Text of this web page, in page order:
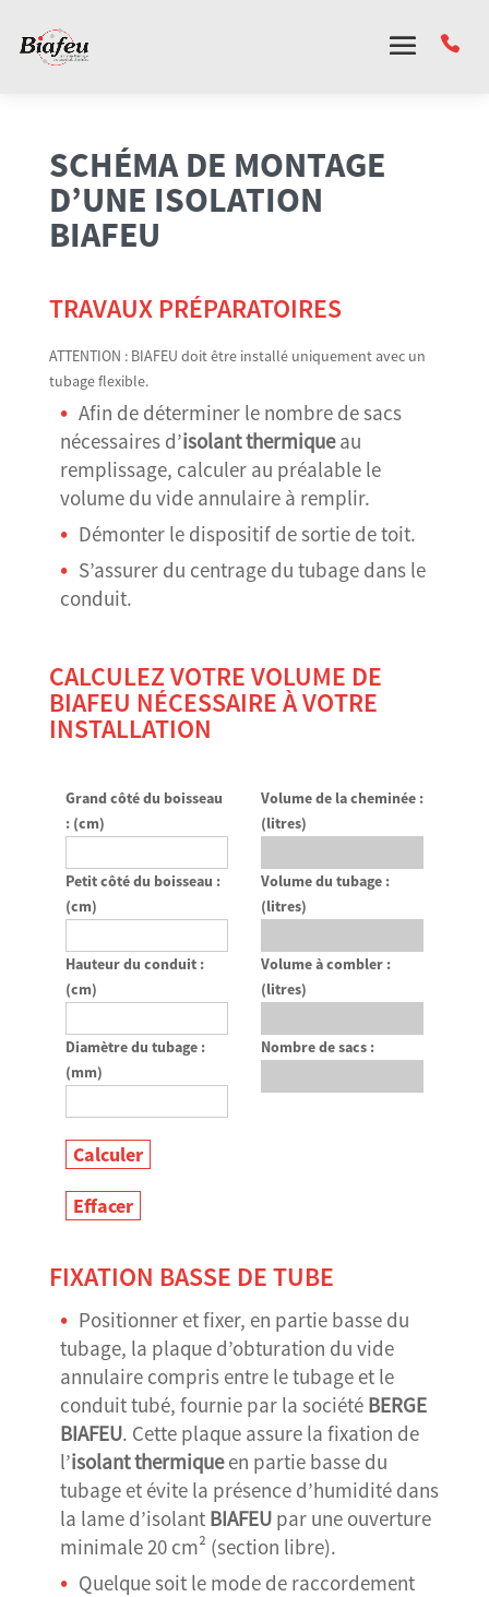
SCHÉMA DE MONTAGE
D’UNE ISOLATION
BIAFEU
TRAVAUX PRÉPARATOIRES
ATTENTION : BIAFEU doit être installé uniquement avec un
tubage flexible.
Afin de déterminer le nombre de sacs
nécessaires d’isolant thermiqueau
remplissage, calculer au préalable le
volume du vide annulaire à remplir.
Démonter le dispositif de sortie de toit.
S’assurer du centrage du tubage dans le
conduit.
CALCULEZ VOTRE VOLUME DE
BIAFEU NÉCESSAIRE À VOTRE
INSTALLATION
Grand côté du boisseau
: (cm)
Petit côté du boisseau :
(cm)
Hauteur du conduit :
(cm)
Diamètre du tubage :
(mm)
Volume de la cheminée :
(litres)
Volume du tubage :
(litres)
Volume à combler :
(litres)
Nombre de sacs :
FIXATION BASSE DE TUBE
Positionner et fixer, en partie basse du
tubage, la plaque d’obturation du vide
annulaire compris entre le tubage et le
conduit tubé, fournie par la société BERGE
BIAFEU. Cette plaque assure la fixation de
l’isolant thermiqueen partie basse du
tubage et évite la présence d’humidité dans
la lame d’isolant BIAFEUpar une ouverture
minimale 20 cm² (section libre).
Quelque soit le mode de raccordement